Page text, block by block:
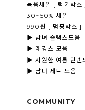
묶음세일 [ 럭키박스
30~50% 세일
990원 [ 덤핑박스 ]
▶ 남녀 슬랙스모음
▶ 레깅스 모음
▶ 시원한 여름 린넨
▶ 남녀 세트 모음
COMMUNITY